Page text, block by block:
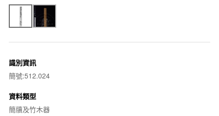
識別資訊
簡號:512.024
資料類型
簡牘及竹木器